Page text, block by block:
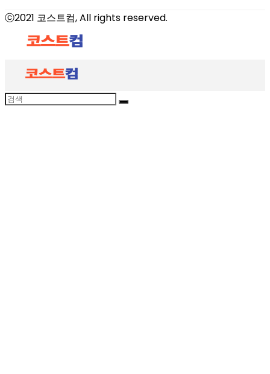
ⓒ2021 코스트컴, All rights reserved.